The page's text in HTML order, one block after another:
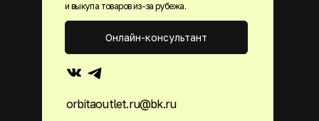
и выкупа товаров из-за рубежа.
orbitaoutlet.ru@bk.ru
Онлайн-консультант